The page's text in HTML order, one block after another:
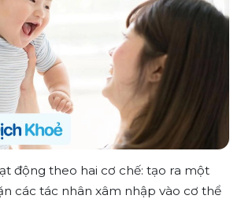
động theo hai cơ chế: tạo ra một
các tác nhân xâm nhập vào cơ thể